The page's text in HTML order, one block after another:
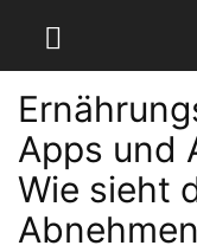
Apps und
Wie sieht